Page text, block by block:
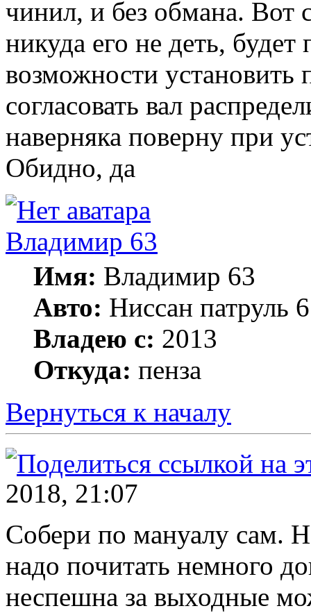
чинил, и без обмана. Вот
никуда его не деть,
возможности установить
согласовать вал
наверняка поверну при
Обидно, да
Владимир 63
Имя: Владимир 63
Авто: Ниссан патруль
Владею с: 2013
Откуда: пенза
Вернуться к началу
2018, 21:07
Собери по мануалу сам.
надо почитать немного
неспешна за выходные